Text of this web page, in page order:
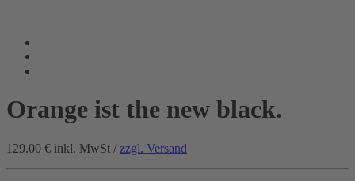
Orange ist the new black.
129.00 € inkl. MwSt / zzgl. Versand